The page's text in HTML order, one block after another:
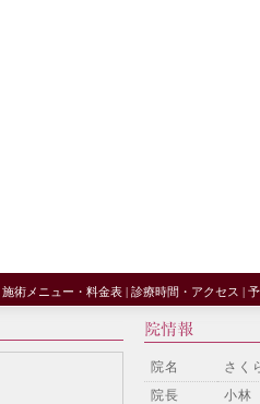
施術メニュー・料金表| 診療時間・アクセス |
院名
さく
院長
小林